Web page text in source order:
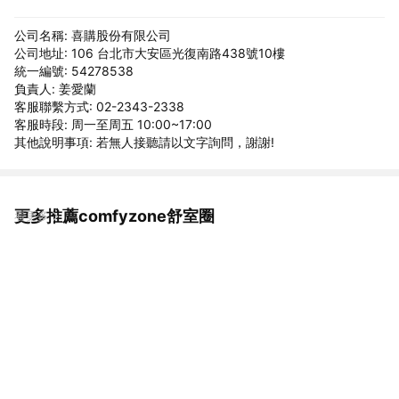
公司名稱: 喜購股份有限公司
公司地址: 106 台北市大安區光復南路438號10樓
統一編號: 54278538
負責人: 姜愛蘭
客服聯繫方式: 02-2343-2338
客服時段: 周一至周五 10:00~17:00
其他說明事項: 若無人接聽請以文字詢問，謝謝!
更多推薦comfyzone舒室圈
看更多